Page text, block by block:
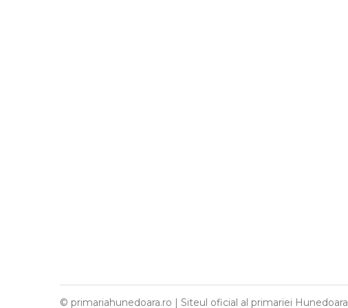
© primariahunedoara.ro | Siteul oficial al primariei Hunedoara